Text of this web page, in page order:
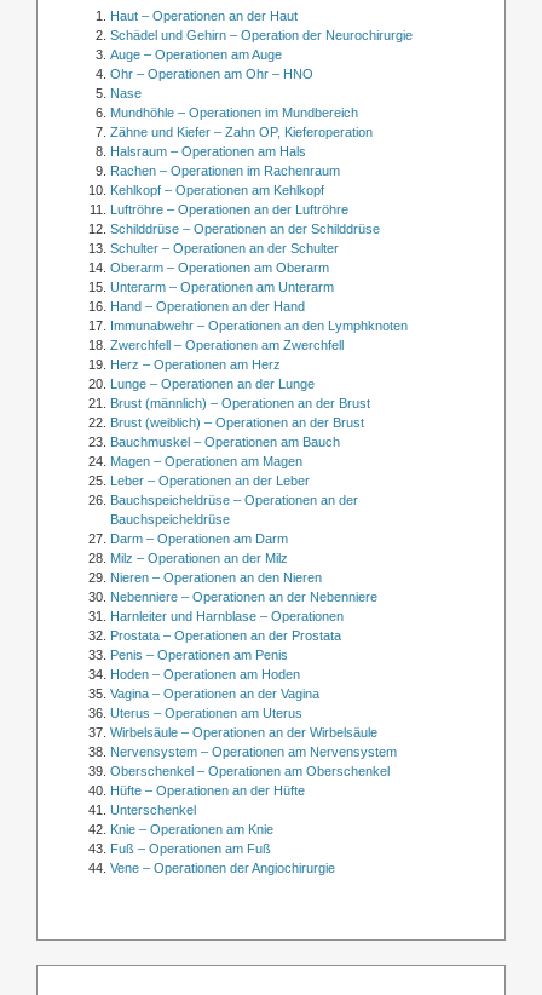
Haut – Operationen an der Haut
Schädel und Gehirn – Operation der Neurochirurgie
Auge – Operationen am Auge
Ohr – Operationen am Ohr – HNO
Nase
Mundhöhle – Operationen im Mundbereich
Zähne und Kiefer – Zahn OP, Kieferoperation
Halsraum – Operationen am Hals
Rachen – Operationen im Rachenraum
Kehlkopf – Operationen am Kehlkopf
Luftröhre – Operationen an der Luftröhre
Schilddrüse – Operationen an der Schilddrüse
Schulter – Operationen an der Schulter
Oberarm – Operationen am Oberarm
Unterarm – Operationen am Unterarm
Hand – Operationen an der Hand
Immunabwehr – Operationen an den Lymphknoten
Zwerchfell – Operationen am Zwerchfell
Herz – Operationen am Herz
Lunge – Operationen an der Lunge
Brust (männlich) – Operationen an der Brust
Brust (weiblich) – Operationen an der Brust
Bauchmuskel – Operationen am Bauch
Magen – Operationen am Magen
Leber – Operationen an der Leber
Bauchspeicheldrüse – Operationen an der
Bauchspeicheldrüse
Darm – Operationen am Darm
Milz – Operationen an der Milz
Nieren – Operationen an den Nieren
Nebenniere – Operationen an der Nebenniere
Harnleiter und Harnblase – Operationen
Prostata – Operationen an der Prostata
Penis – Operationen am Penis
Hoden – Operationen am Hoden
Vagina – Operationen an der Vagina
Uterus – Operationen am Uterus
Wirbelsäule – Operationen an der Wirbelsäule
Nervensystem – Operationen am Nervensystem
Oberschenkel – Operationen am Oberschenkel
Hüfte – Operationen an der Hüfte
Unterschenkel
Knie – Operationen am Knie
Fuß – Operationen am Fuß
Vene – Operationen der Angiochirurgie